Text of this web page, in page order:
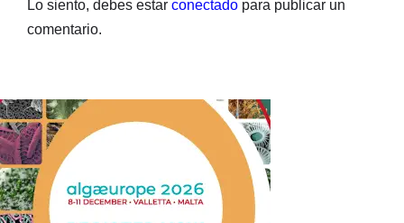
Lo siento, debes estar conectado para publicar un
comentario.